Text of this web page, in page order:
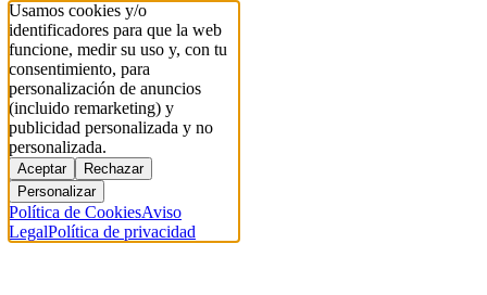
Usamos cookies y/o
identificadores para que la web
funcione, medir su uso y, con tu
consentimiento, para
personalización de anuncios
(incluido remarketing) y
publicidad personalizada y no
personalizada.
Aceptar
Rechazar
Personalizar
Política de CookiesAviso
LegalPolítica de privacidad